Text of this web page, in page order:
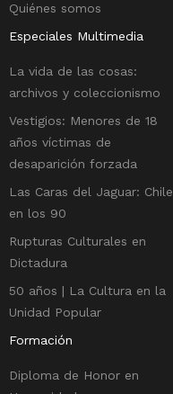
Quiénes somos
Especiales Multimedia
La vida de las cosas:
archivos y coleccionismo
Vestigios: Menores de 18
años víctimas de
desaparición forzada
Las Caras del Jaguar: Chile
en los 90
Rupturas Culturales en
Dictadura
50 años | La Cultura en la
Unidad Popular
Formación
Diploma de Honor en